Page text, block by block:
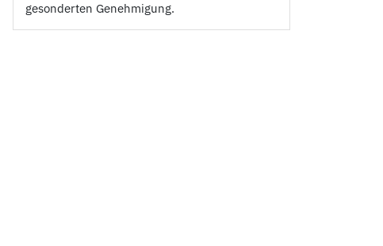
gesonderten Genehmigung.